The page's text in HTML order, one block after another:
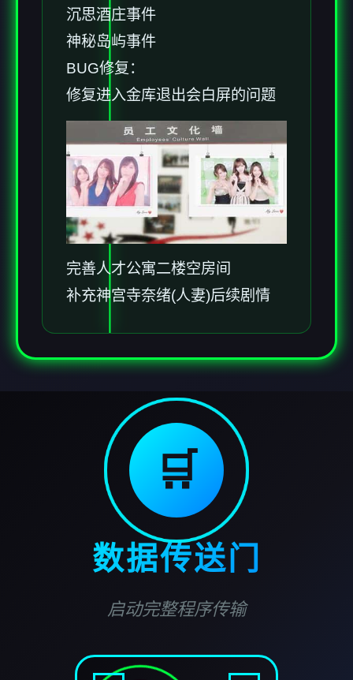
沉思酒庄事件
神秘岛屿事件
BUG修复：
修复进入金库退出会白屏的问题
完善人才公寓二楼空房间
补充神宫寺奈绪(人妻)后续剧情
🛒
数据传送门
启动完整程序传输